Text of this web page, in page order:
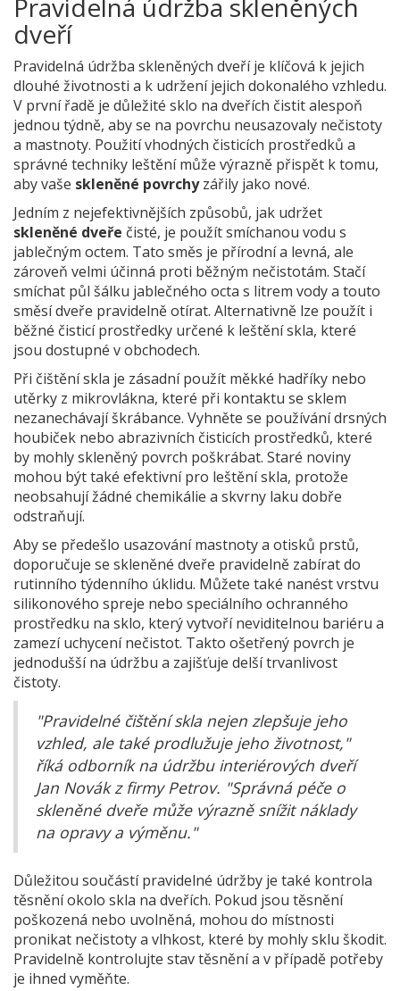
Pravidelná údržba skleněných
dveří
Pravidelná údržba skleněných dveří je klíčová k jejich
dlouhé životnosti a k udržení jejich dokonalého vzhledu.
V první řadě je důležité sklo na dveřích čistit alespoň
jednou týdně, aby se na povrchu neusazovaly nečistoty
a mastnoty. Použití vhodných čisticích prostředků a
správné techniky leštění může výrazně přispět k tomu,
aby vaše skleněné povrchyzářily jako nové.
Jedním z nejefektivnějších způsobů, jak udržet
skleněné dveře čisté, je použít smíchanou vodu s
jablečným octem. Tato směs je přírodní a levná, ale
zároveň velmi účinná proti běžným nečistotám. Stačí
smíchat půl šálku jablečného octa s litrem vody a touto
směsí dveře pravidelně otírat. Alternativně lze použít i
běžné čisticí prostředky určené k leštění skla, které
jsou dostupné v obchodech.
Při čištění skla je zásadní použít měkké hadříky nebo
utěrky z mikrovlákna, které při kontaktu se sklem
nezanechávají škrábance. Vyhněte se používání drsných
houbiček nebo abrazivních čisticích prostředků, které
by mohly skleněný povrch poškrábat. Staré noviny
mohou být také efektivní pro leštění skla, protože
neobsahují žádné chemikálie a skvrny laku dobře
odstraňují.
Aby se předešlo usazování mastnoty a otisků prstů,
doporučuje se skleněné dveře pravidelně zabírat do
rutinního týdenního úklidu. Můžete také nanést vrstvu
silikonového spreje nebo speciálního ochranného
prostředku na sklo, který vytvoří neviditelnou bariéru a
zamezí uchycení nečistot. Takto ošetřený povrch je
jednodušší na údržbu a zajišťuje delší trvanlivost
čistoty.
"Pravidelné čištění skla nejen zlepšuje jeho
vzhled, ale také prodlužuje jeho životnost,"
říká odborník na údržbu interiérových dveří
Jan Novák z firmy Petrov. "Správná péče o
skleněné dveře může výrazně snížit náklady
na opravy a výměnu."
Důležitou součástí pravidelné údržby je také kontrola
těsnění okolo skla na dveřích. Pokud jsou těsnění
poškozená nebo uvolněná, mohou do místnosti
pronikat nečistoty a vlhkost, které by mohly sklu škodit.
Pravidelně kontrolujte stav těsnění a v případě potřeby
je ihned vyměňte.